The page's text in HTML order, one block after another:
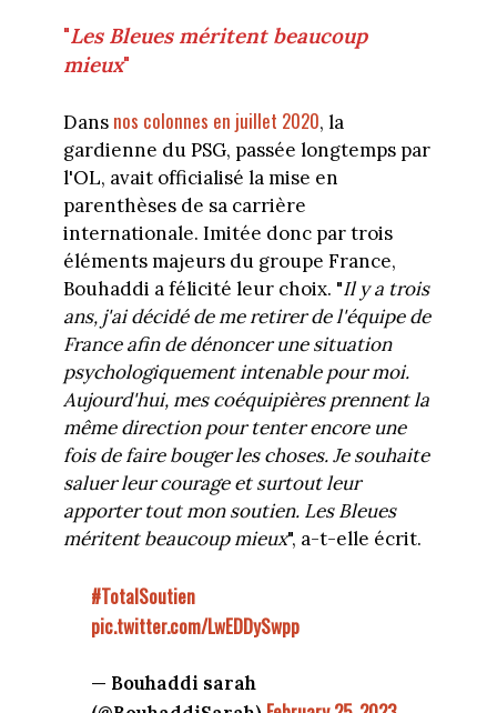
"Les Bleues méritent beaucoup
mieux"
Dans nos colonnes en juillet 2020, la
gardienne du PSG, passée longtemps par
l'OL, avait officialisé la mise en
parenthèses de sa carrière
internationale. Imitée donc par trois
éléments majeurs du groupe France,
Bouhaddi a félicité leur choix. "Il y a trois
ans, j'ai décidé de me retirer de l'équipe de
France afin de dénoncer une situation
psychologiquement intenable pour moi.
Aujourd'hui, mes coéquipières prennent la
même direction pour tenter encore une
fois de faire bouger les choses. Je souhaite
saluer leur courage et surtout leur
apporter tout mon soutien. Les Bleues
méritent beaucoup mieux", a-t-elle écrit.
#TotalSoutien
pic.twitter.com/LwEDDySwpp
— Bouhaddi sarah